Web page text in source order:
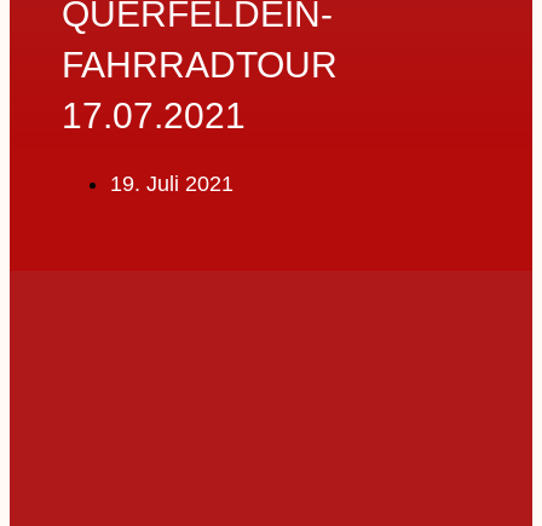
QUERFELDEIN-
FAHRRADTOUR
17.07.2021
19. Juli 2021